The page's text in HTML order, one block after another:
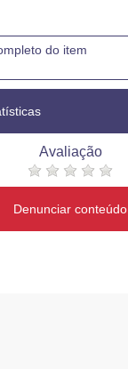
do item
Avaliação
Denunciar conteúdo